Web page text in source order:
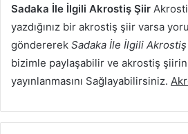
Sadaka İle İlgili Akrostiş Şiir
yazdığınız bir akrostiş şiir varsa
göndererek Sadaka İle İlgili
bizimle paylaşabilir ve akrostiş
yayınlanmasını Sağlayabilirsiniz.